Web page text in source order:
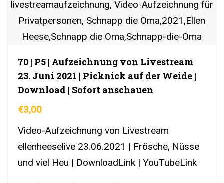
70 | P5 | Aufzeichnung von Livestream
23. Juni 2021 | Picknick auf der Weide |
Download | Sofort anschauen
€3,00
Video-Aufzeichnung von Livestream
ellenheeselive 23.06.2021 | Frösche, Nüsse
und viel Heu | DownloadLink | YouTubeLink